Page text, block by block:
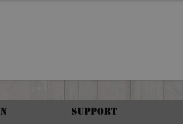
Support